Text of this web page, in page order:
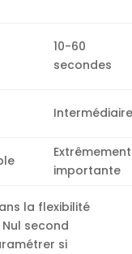
10-60
secondes
Intermédiaire
Extrêmement
importante
la flexibilité
second
si